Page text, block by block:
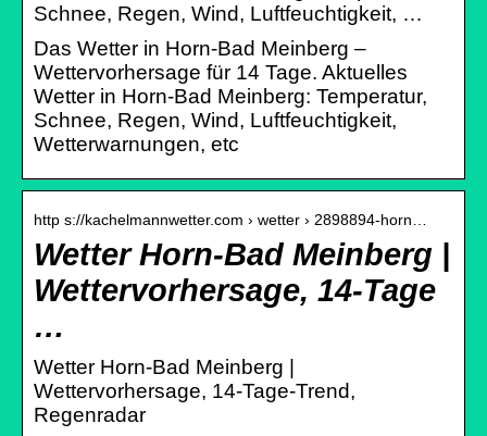
Schnee, Regen, Wind, Luftfeuchtigkeit, …
Das Wetter in Horn-Bad Meinberg –
Wettervorhersage für 14 Tage. Aktuelles
Wetter in Horn-Bad Meinberg: Temperatur,
Schnee, Regen, Wind, Luftfeuchtigkeit,
Wetterwarnungen, etc
http s://kachelmannwetter.com › wetter › 2898894-horn…
Wetter Horn-Bad Meinberg |
Wettervorhersage, 14-Tage
…
Wetter Horn-Bad Meinberg |
Wettervorhersage, 14-Tage-Trend,
Regenradar